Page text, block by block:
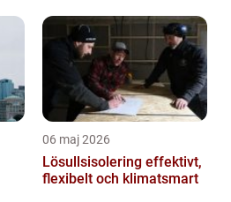
06 maj 2026
Lösullsisolering effektivt,
flexibelt och klimatsmart